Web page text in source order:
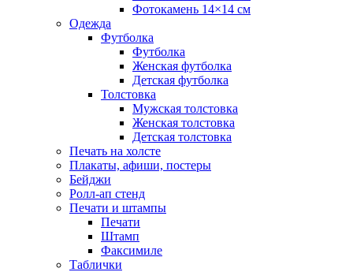
Фотокамень 14×14 см
Одежда
Футболка
Футболка
Женская футболка
Детская футболка
Толстовка
Мужская толстовка
Женская толстовка
Детская толстовка
Печать на холсте
Плакаты, афиши, постеры
Бейджи
Ролл-ап стенд
Печати и штампы
Печати
Штамп
Факсимиле
Таблички